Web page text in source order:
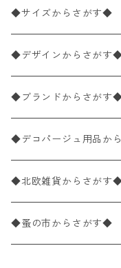
ペーパーナプキン2枚バ
ペーパーナプキン1枚バ
ペーパーナプキン20枚
ペーパーナプキン10枚
ライスペーパー
ペーパーリネンナプキン
◆サイズからさがす◆
33×33cm（ランチサイ
バラ売り
パック売り
25×25cm（カクテルサ
バラ売り
パック売り
40×40cm（ディナーサ
バラ売り
パック売り
21×21cm（ポケットサイ
バラ売り
33cm（ラウンド）
◆デザインからさがす
花柄
植物・グリーン柄
動物・鳥・昆虫・蝶柄
海・魚柄
◆ブランドからさがす
ドイツ製 IHR/イア
ランチサイズ
カクテルサイズ
ドイツ製 Ambiente/ア
ランチサイズ
ドイツ製
◆デコパージュ用品か
デコパージュ液
デコパージュ下地
◆北欧雑貨からさがす
シリコンモールド
◆蚤の市からさがす◆